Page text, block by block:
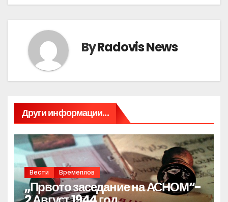
ByRadovis News
Други информации...
Вести Времеплов
„Првото заседание на АСНОМ“-